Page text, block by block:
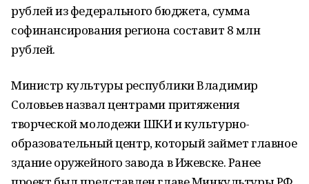
рублей из федерального бюджета, сумма
софинансирования региона составит 8 млн
рублей.
Министр культуры республики Владимир
Соловьев назвал центрами притяжения
творческой молодежи ШКИ и культурно-
образовательный центр, который займет главное
здание оружейного завода в Ижевске. Ранее